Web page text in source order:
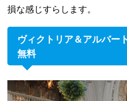
損な感じすらします。
ヴィクトリア＆アルバー
無料